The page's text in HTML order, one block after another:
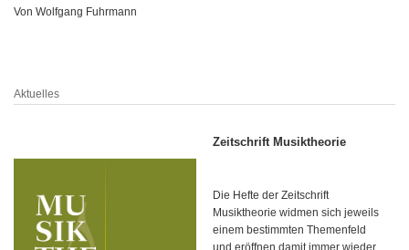
Von Wolfgang Fuhrmann
Aktuelles
Zeitschrift Musiktheorie
Die Hefte der Zeitschrift
Musiktheorie widmen sich jeweils
einem bestimmten Themenfeld
und eröffnen damit immer wieder